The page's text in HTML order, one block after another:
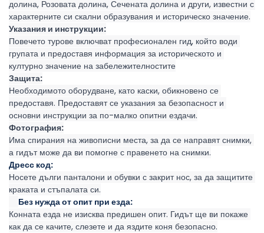
долина, Розовата долина, Сечената долина и други, известни с
характерните си скални образувания и историческо значение.
Указания и инструкции:
Повечето турове включват професионален гид, който води
групата и предоставя информация за историческото и
културно значение на забележителностите
Защита:
Необходимото оборудване, като каски, обикновено се
предоставя. Предоставят се указания за безопасност и
основни инструкции за по-малко опитни ездачи.
Фотография:
Има спирания на живописни места, за да се направят снимки,
а гидът може да ви помогне с правенето на снимки.
Дресс код:
Носете дълги панталони и обувки с закрит нос, за да защитите
краката и стъпалата си.
Без нужда от опит при езда:
Конната езда не изисква предишен опит. Гидът ще ви покаже
как да се качите, слезете и да яздите коня безопасно.